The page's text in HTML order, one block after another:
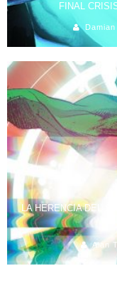
FINAL
LA HERENCIA DEL
Alan